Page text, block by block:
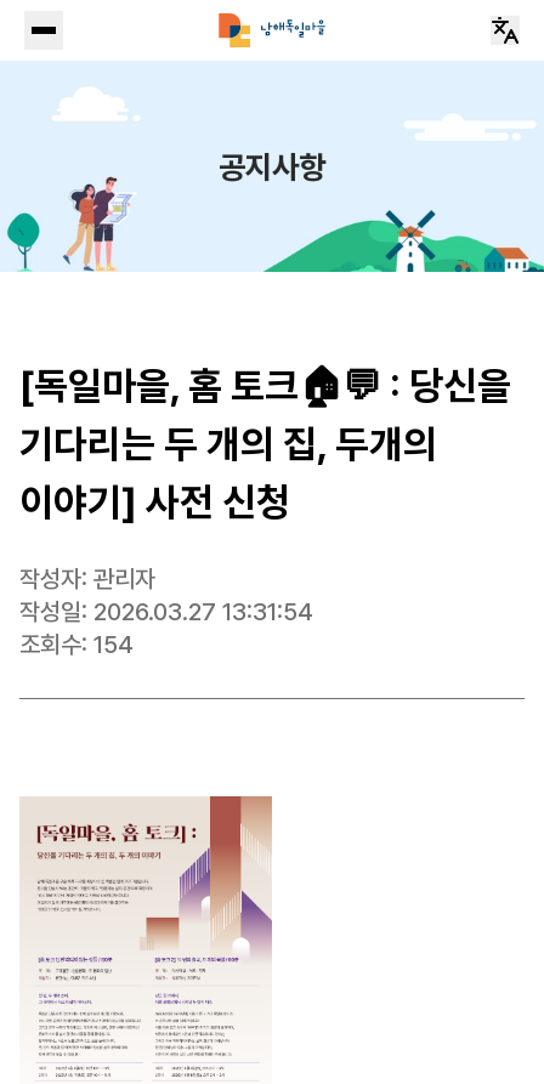
공지사항
[독일마을, 홈 토크🏠💬 : 당신을
기다리는 두 개의 집, 두개의
이야기] 사전 신청
작성자: 관리자
작성일: 2026.03.27 13:31:54
조회수: 154